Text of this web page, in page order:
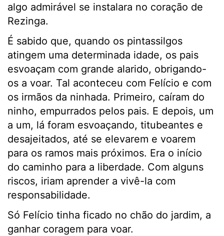
algo admirável se instalara no coração de
Rezinga.
É sabido que, quando os pintassilgos
atingem uma determinada idade, os pais
esvoaçam com grande alarido, obrigando-
os a voar. Tal aconteceu com Felício e com
os irmãos da ninhada. Primeiro, caíram do
ninho, empurrados pelos pais. E depois, um
a um, lá foram esvoaçando, titubeantes e
desajeitados, até se elevarem e voarem
para os ramos mais próximos. Era o início
do caminho para a liberdade. Com alguns
riscos, iriam aprender a vivê-la com
responsabilidade.
Só Felício tinha ficado no chão do jardim, a
ganhar coragem para voar.